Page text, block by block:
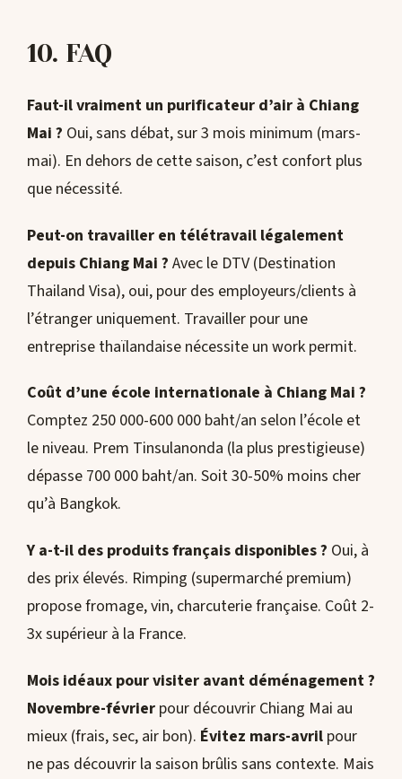
10. FAQ
Faut-il vraiment un purificateur d’air à Chiang
Mai ? Oui, sans débat, sur 3 mois minimum (mars-
mai). En dehors de cette saison, c’est confort plus
que nécessité.
Peut-on travailler en télétravail légalement
depuis Chiang Mai ? Avec le DTV (Destination
Thailand Visa), oui, pour des employeurs/clients à
l’étranger uniquement. Travailler pour une
entreprise thaïlandaise nécessite un work permit.
Coût d’une école internationale à Chiang Mai ?
Comptez 250 000-600 000 baht/an selon l’école et
le niveau. Prem Tinsulanonda (la plus prestigieuse)
dépasse 700 000 baht/an. Soit 30-50% moins cher
qu’à Bangkok.
Y a-t-il des produits français disponibles ? Oui, à
des prix élevés. Rimping (supermarché premium)
propose fromage, vin, charcuterie française. Coût 2-
3x supérieur à la France.
Mois idéaux pour visiter avant déménagement ?
Novembre-février pour découvrir Chiang Mai au
mieux (frais, sec, air bon). Évitez mars-avril pour
ne pas découvrir la saison brûlis sans contexte. Mais